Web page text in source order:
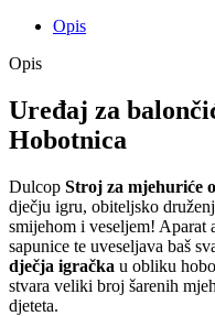
Opis
Opis
Uređaj za
Hobotnica
Dulcop Stroj za mjehuriće
dječju igru, obiteljsko
smijehom i veseljem! Aparat
sapunice te uveseljava baš
dječja igračka u obliku
stvara veliki broj šarenih
djeteta.